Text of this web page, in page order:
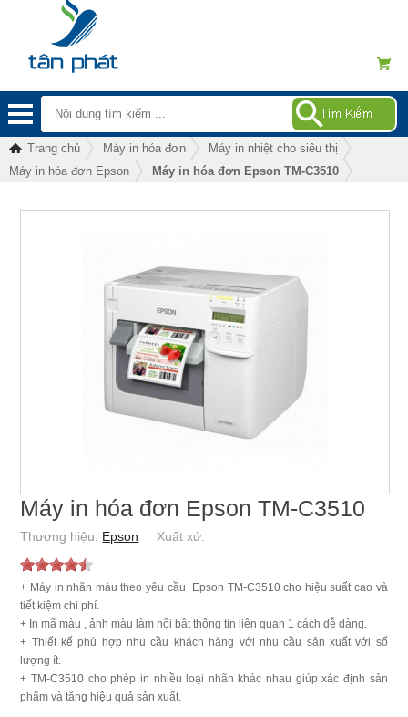
Trang chủ Máy in hóa đơn
Máy in nhiệt cho siêu thị
Máy in hóa đơn Epson
Máy in hóa đơn Epson TM-C3510
Máy in hóa đơn Epson TM-C3510
Epson
+ Máy in nhãn màu theo yêu cầu Epson TM-C3510 cho hiệu suất cao và
tiết kiệm chi phí.
+ In mã màu , ảnh màu làm nổi bật thông tin liên quan 1 cách dễ dàng.
+ Thiết kế phù hợp nhu cầu khách hàng với nhu cầu sản xuất với số
lượng ít.
+ TM-C3510 cho phép in nhiều loại nhãn khác nhau giúp xác định sản
phẩm và tăng hiệu quả sản xuất.